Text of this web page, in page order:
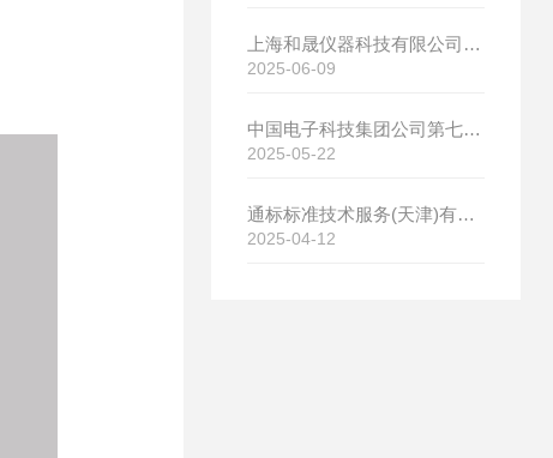
上海和晟仪器科技有限公司新厂开工大吉
2025-06-09
中国电子科技集团公司第七研究所选购我司差示扫描量热仪
2025-05-22
通标标准技术服务(天津)有限公司选购我司HS-DR-5导热系数测试仪
2025-04-12